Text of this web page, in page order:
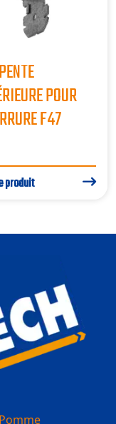
POUR
F47
produit